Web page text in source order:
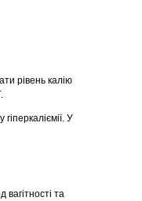
рівень калію
У
та